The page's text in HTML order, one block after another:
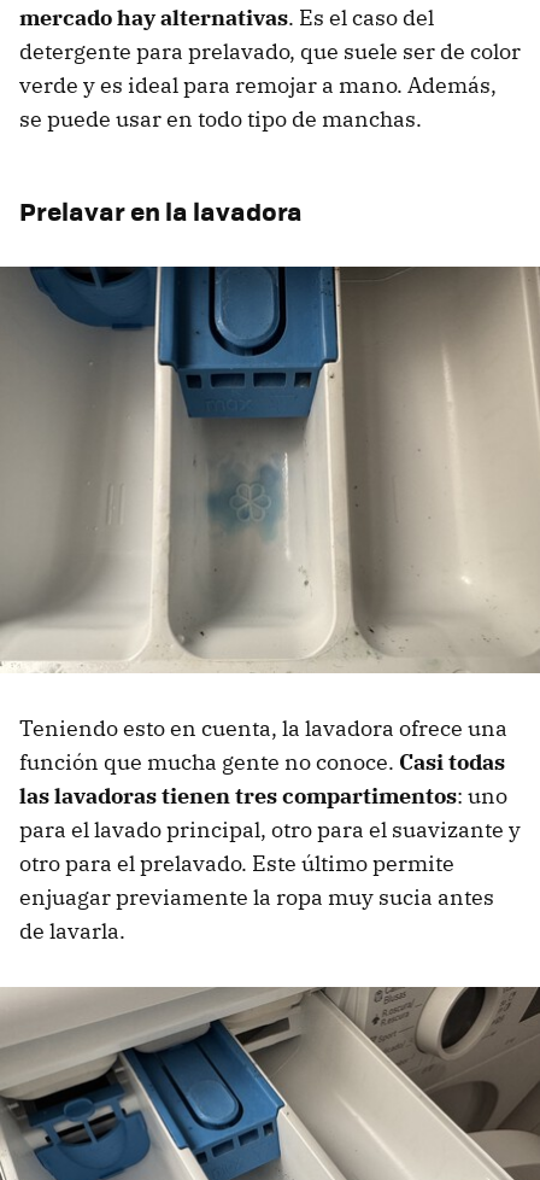
mercado hay alternativas. Es el caso del
detergente para prelavado, que suele ser de color
verde y es ideal para remojar a mano. Además,
se puede usar en todo tipo de manchas.
Prelavar en la lavadora
Teniendo esto en cuenta, la lavadora ofrece una
función que mucha gente no conoce. Casi todas
las lavadoras tienen tres compartimentos: uno
para el lavado principal, otro para el suavizante y
otro para el prelavado. Este último permite
enjuagar previamente la ropa muy sucia antes
de lavarla.